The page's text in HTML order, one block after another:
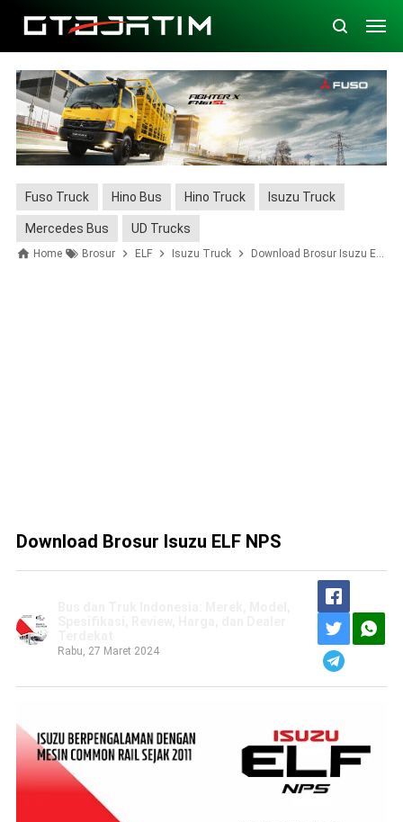
Fuso Truck Hino Bus Hino Truck Isuzu Truck
Mercedes Bus UD Trucks
Home Brosur ELF Isuzu Truck Download Brosur Isuzu ELF NPS
Download Brosur Isuzu ELF NPS
Rabu, 27 Maret 2024